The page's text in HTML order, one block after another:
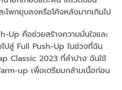
โพกยุบลงหรือโค้งหลังมากเกินไป
คือช่วยสร้างความมั่นใจและ
ปสู่ Full Push-Up ในช่วงที่ฉัน
Classic 2023 ที่ลำปาง ฉันใช้
up เพื่อเตรียมกล้ามเนื้อก่อน